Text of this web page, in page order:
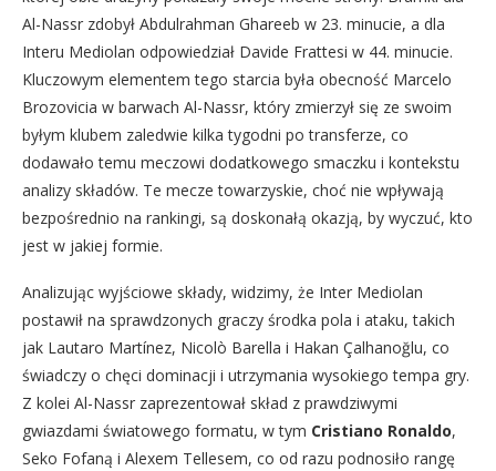
Al-Nassr zdobył Abdulrahman Ghareeb w 23. minucie, a dla
Interu Mediolan odpowiedział Davide Frattesi w 44. minucie.
Kluczowym elementem tego starcia była obecność Marcelo
Brozovicia w barwach Al-Nassr, który zmierzył się ze swoim
byłym klubem zaledwie kilka tygodni po transferze, co
dodawało temu meczowi dodatkowego smaczku i kontekstu
analizy składów. Te mecze towarzyskie, choć nie wpływają
bezpośrednio na rankingi, są doskonałą okazją, by wyczuć, kto
jest w jakiej formie.
Analizując wyjściowe składy, widzimy, że Inter Mediolan
postawił na sprawdzonych graczy środka pola i ataku, takich
jak Lautaro Martínez, Nicolò Barella i Hakan Çalhanoğlu, co
świadczy o chęci dominacji i utrzymania wysokiego tempa gry.
Z kolei Al-Nassr zaprezentował skład z prawdziwymi
gwiazdami światowego formatu, w tym Cristiano Ronaldo,
Seko Fofaną i Alexem Tellesem, co od razu podnosiło rangę